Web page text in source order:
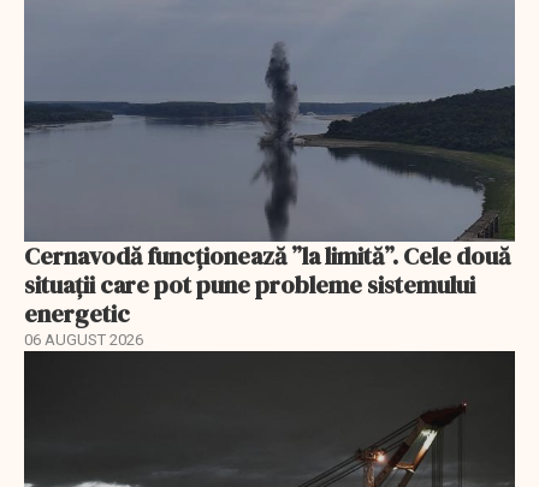
Cernavodă funcționează ”la limită”. Cele două
situații care pot pune probleme sistemului
energetic
06 AUGUST 2026